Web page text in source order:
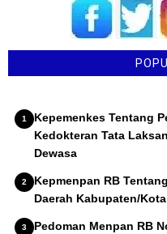
Kepemenkes Tentang
Kedokteran Tata
Dewasa
Kepmenpan RB
Daerah Kabupaten/Kota
Pedoman Menpan RB